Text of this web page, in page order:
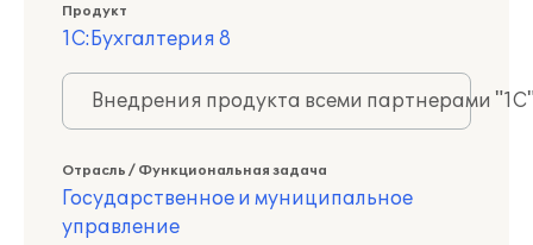
Продукт
1С:Бухгалтерия 8
Внедрения продукта всеми партнерами
Отрасль / Функциональная задача
Государственное и муниципальное
управление